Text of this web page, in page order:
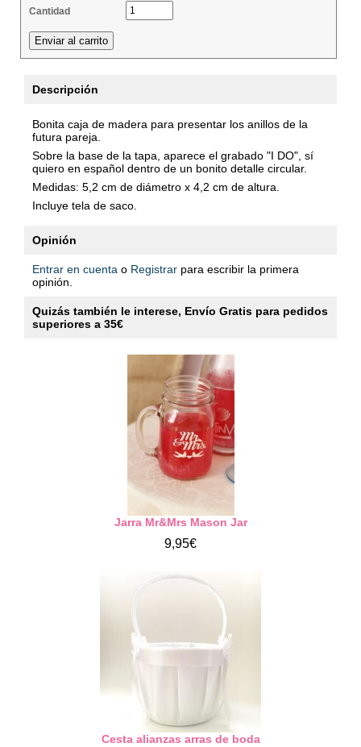
Cantidad
Descripción
Bonita caja de madera para presentar los anillos de la
futura pareja.
Sobre la base de la tapa, aparece el grabado "I DO", sí
quiero en español dentro de un bonito detalle circular.
Medidas: 5,2 cm de diámetro x 4,2 cm de altura.
Incluye tela de saco.
Opinión
Entrar en cuenta o Registrar para escribir la primera
opinión.
Quizás también le interese, Envío Gratis para pedidos
superiores a 35€
Jarra Mr&Mrs Mason Jar
9,95€
Cesta alianzas arras de boda